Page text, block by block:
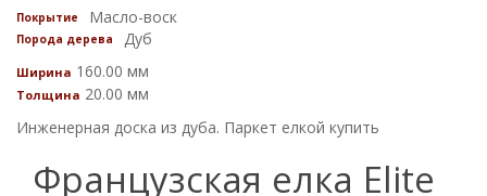
Покрытие Масло-воск
Порода дерева Дуб
Ширина 160.00 мм
Толщина 20.00 мм
Инженерная доска из дуба. Паркет елкой купить
Французская елка Elite